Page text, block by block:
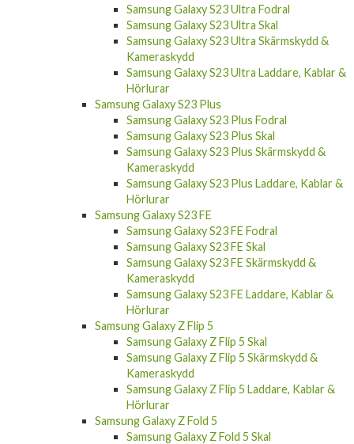
Samsung Galaxy S23 Ultra Skal
Samsung Galaxy S23 Ultra Skärmskydd &
Kameraskydd
Samsung Galaxy S23 Ultra Laddare, Kablar &
Hörlurar
Samsung Galaxy S23 Plus
Samsung Galaxy S23 Plus Fodral
Samsung Galaxy S23 Plus Skal
Samsung Galaxy S23 Plus Skärmskydd &
Kameraskydd
Samsung Galaxy S23 Plus Laddare, Kablar &
Hörlurar
Samsung Galaxy S23 FE
Samsung Galaxy S23 FE Fodral
Samsung Galaxy S23 FE Skal
Samsung Galaxy S23 FE Skärmskydd &
Kameraskydd
Samsung Galaxy S23 FE Laddare, Kablar &
Hörlurar
Samsung Galaxy Z Flip 5
Samsung Galaxy Z Flip 5 Skal
Samsung Galaxy Z Flip 5 Skärmskydd &
Kameraskydd
Samsung Galaxy Z Flip 5 Laddare, Kablar &
Hörlurar
Samsung Galaxy Z Fold 5
Samsung Galaxy Z Fold 5 Skal
Samsung Galaxy Z Fold 5 Skärmskydd &